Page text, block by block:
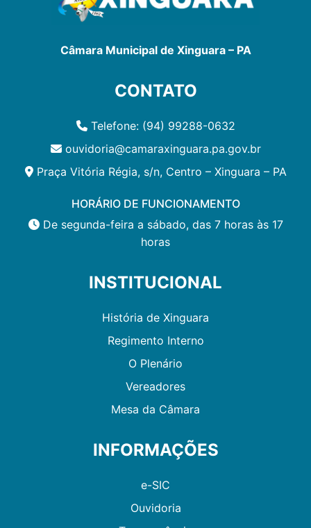
Câmara Municipal de Xinguara – PA
CONTATO
Telefone: (94) 99288-0632
ouvidoria@camaraxinguara.pa.gov.br
Praça Vitória Régia, s/n, Centro – Xinguara – PA
HORÁRIO DE FUNCIONAMENTO
De segunda-feira a sábado, das 7 horas às 17
horas
INSTITUCIONAL
História de Xinguara
Regimento Interno
O Plenário
Vereadores
Mesa da Câmara
INFORMAÇÕES
e-SIC
Ouvidoria